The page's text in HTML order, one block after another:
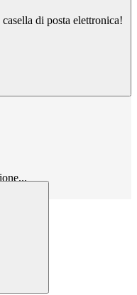
di posta elettronica!